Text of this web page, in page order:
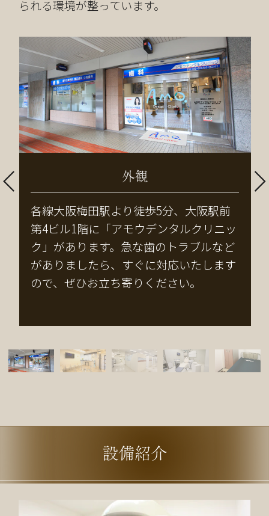
られる環境が整っています。
外観
各線大阪梅田駅より徒歩5分、大阪駅前
第4ビル1階に「アモウデンタルクリニッ
ク」があります。急な歯のトラブルなど
がありましたら、すぐに対応いたします
ので、ぜひお立ち寄りください。
設備紹介